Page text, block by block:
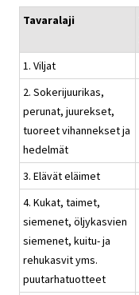
Tavaralaji
1. Viljat
2. Sokerijuurikas,
perunat, juurekset,
tuoreet vihannekset ja
hedelmät
3. Elävät eläimet
4. Kukat, taimet,
siemenet, öljykasvien
siemenet, kuitu- ja
rehukasvit yms.
puutarhatuotteet